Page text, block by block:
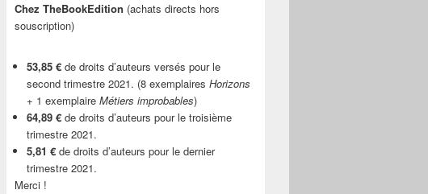
Chez TheBookEdition (achats directs hors
souscription)
53,85 € de droits d’auteurs versés pour le
second trimestre 2021. (8 exemplaires Horizons
+ 1 exemplaire Métiers improbables)
64,89 € de droits d’auteurs pour le troisième
trimestre 2021.
5,81 € de droits d’auteurs pour le dernier
trimestre 2021.
Merci !